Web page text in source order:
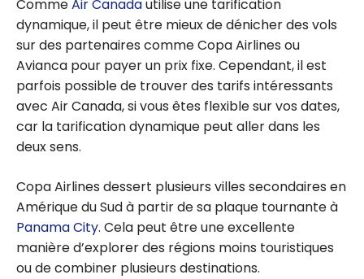
CommeAir Canadautilise une tarification
dynamique, il peut être mieux de dénicher des vols
sur des partenaires comme Copa Airlines ou
Avianca pour payer un prix fixe. Cependant, il est
parfois possible de trouver des tarifs intéressants
avec Air Canada, si vous êtes flexible sur vos dates,
car la tarification dynamique peut aller dans les
deux sens.
Copa Airlines dessert plusieurs villes secondaires en
Amérique du Sud à partir de sa plaque tournante à
Panama City. Cela peut être une excellente
manière d’explorer des régions moins touristiques
ou de combiner plusieurs destinations.